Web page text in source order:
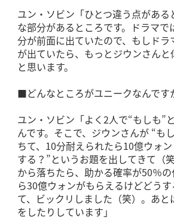
ユン・ソビン「ひとつ違う点がある
な部分があるところです。ドラマ
分が前面に出ていたので、もしド
が出ていたら、もっとジウンさん
と思います。
■どんなところがユニークなんです
ユン・ソビン「よく2人で“もしも”
んです。そこで、ジウンさんが “も
ちて、10分耐えられたら10億ウォ
する？”というお題を出してきて（
から落ちたら、助かる確率が50％
ら30億ウォンがもらえるけどどう
て、ビックリしました（笑）。あ
をしたりしています」